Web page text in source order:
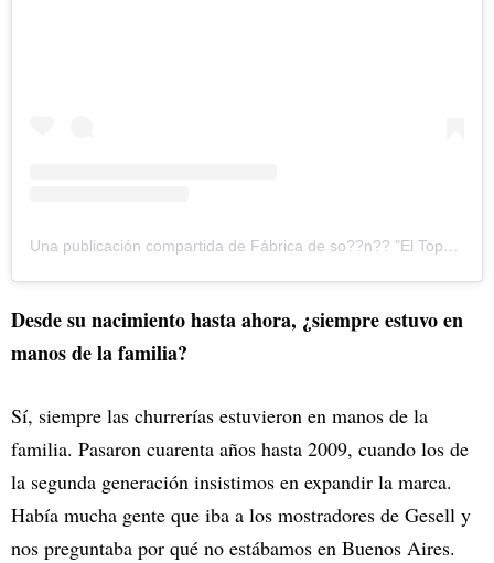
Una publicación compartida de Fábrica de so??n?? "El Topo" (@churroseltopo)
Desde su nacimiento hasta ahora, ¿siempre estuvo en
manos de la familia?
Sí, siempre las churrerías estuvieron en manos de la
familia. Pasaron cuarenta años hasta 2009, cuando los de
la segunda generación insistimos en expandir la marca.
Había mucha gente que iba a los mostradores de Gesell y
nos preguntaba por qué no estábamos en Buenos Aires.